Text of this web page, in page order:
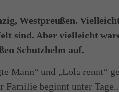
Westpreußen.
sind. Aber vielleicht
Schutzhelm auf.
Mann“ und „Lola rennt“
Familie beginnt unter